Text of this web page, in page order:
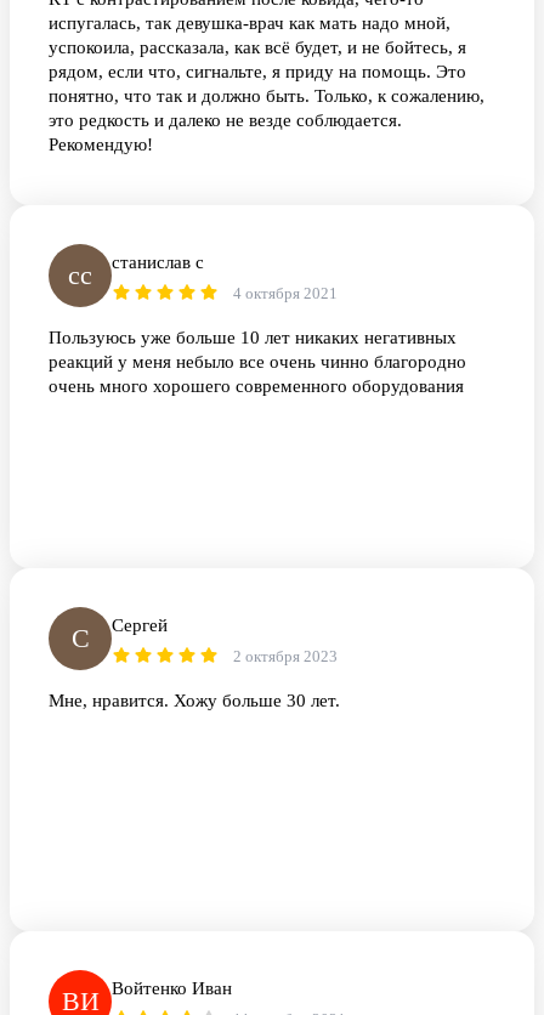
испугалась, так девушка-врач как мать надо мной,
успокоила, рассказала, как всё будет, и не бойтесь, я
рядом, если что, сигнальте, я приду на помощь. Это
понятно, что так и должно быть. Только, к сожалению,
это редкость и далеко не везде соблюдается.
Рекомендую!
сс станислав с
4 октября 2021
Пользуюсь уже больше 10 лет никаких негативных
реакций у меня небыло все очень чинно благородно
очень много хорошего современного оборудования
С Сергей
2 октября 2023
Мне, нравится. Хожу больше 30 лет.
ВИ Войтенко Иван